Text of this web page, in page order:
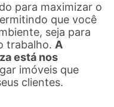
para maximizar o
que você
seja para
trabalho. A
está nos
imóveis que
clientes.